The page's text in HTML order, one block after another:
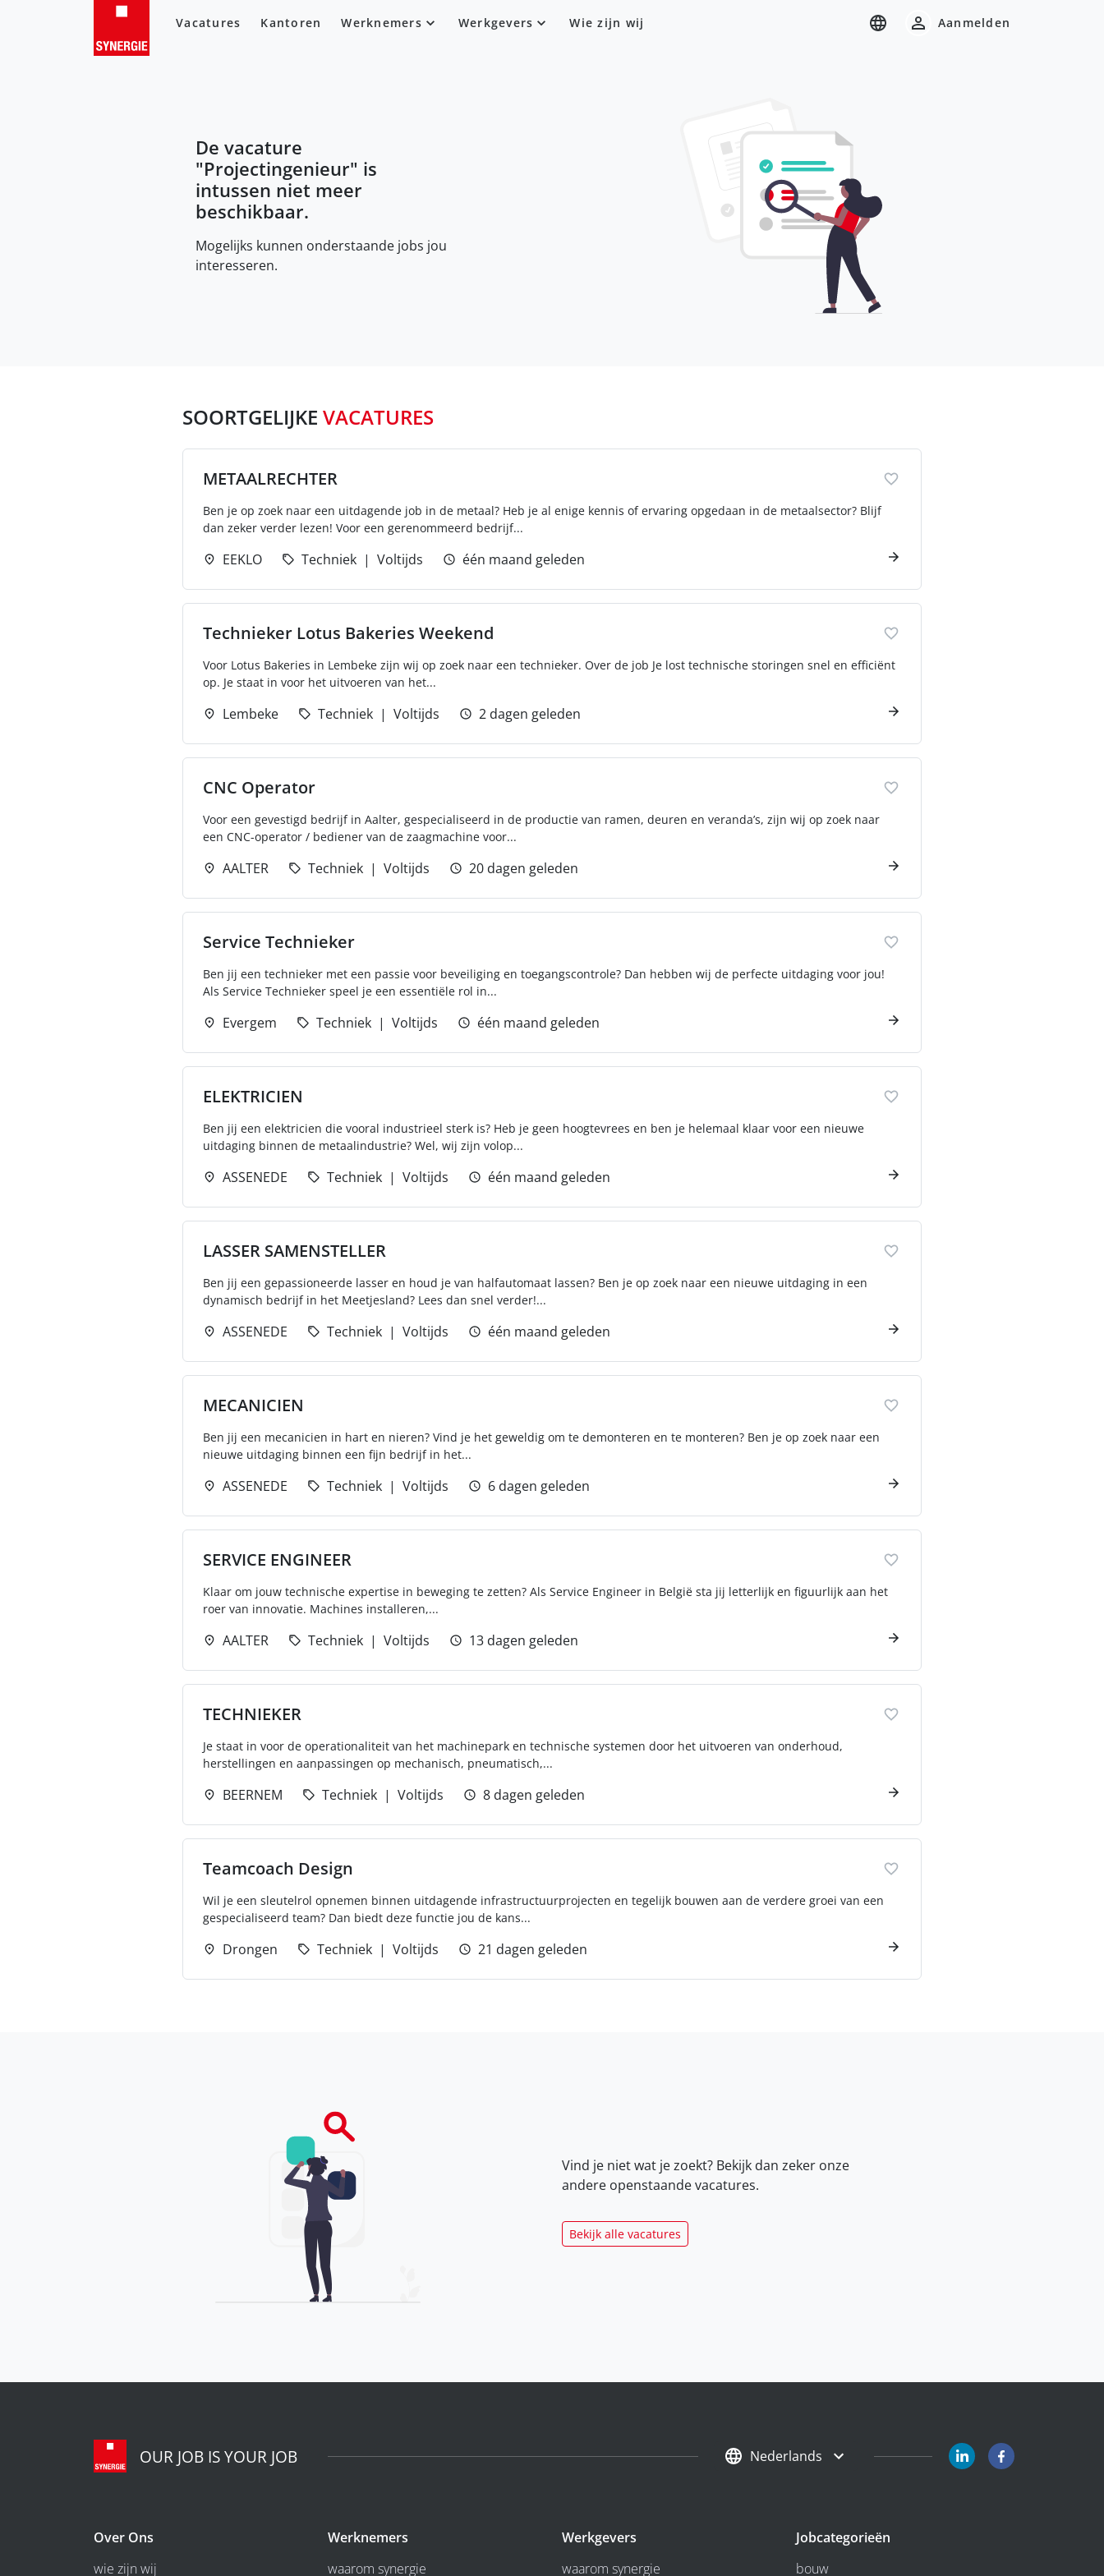
Vacatures Kantoren Werknemers Werkgevers Wie zijn wij Aanmelden
De vacature
"Projectingenieur" is
intussen niet meer
beschikbaar.
Mogelijks kunnen onderstaande jobs jou
interesseren.
SOORTGELIJKE VACATURES
METAALRECHTER
Ben je op zoek naar een uitdagende job in de metaal? Heb je al enige kennis of ervaring opgedaan in de metaalsector? Blijf
dan zeker verder lezen! Voor een gerenommeerd bedrijf...
EEKLO Techniek Voltijds één maand geleden
Technieker Lotus Bakeries Weekend
Voor Lotus Bakeries in Lembeke zijn wij op zoek naar een technieker. Over de job Je lost technische storingen snel en efficiënt
op. Je staat in voor het uitvoeren van het...
Lembeke Techniek Voltijds 2 dagen geleden
CNC Operator
Voor een gevestigd bedrijf in Aalter, gespecialiseerd in de productie van ramen, deuren en veranda’s, zijn wij op zoek naar
een CNC-operator / bediener van de zaagmachine voor...
AALTER Techniek Voltijds 20 dagen geleden
Service Technieker
Ben jij een technieker met een passie voor beveiliging en toegangscontrole? Dan hebben wij de perfecte uitdaging voor jou!
Als Service Technieker speel je een essentiële rol in...
Evergem Techniek Voltijds één maand geleden
ELEKTRICIEN
Ben jij een elektricien die vooral industrieel sterk is? Heb je geen hoogtevrees en ben je helemaal klaar voor een nieuwe
uitdaging binnen de metaalindustrie? Wel, wij zijn volop...
ASSENEDE Techniek Voltijds één maand geleden
LASSER SAMENSTELLER
Ben jij een gepassioneerde lasser en houd je van halfautomaat lassen? Ben je op zoek naar een nieuwe uitdaging in een
dynamisch bedrijf in het Meetjesland? Lees dan snel verder!...
ASSENEDE Techniek Voltijds één maand geleden
MECANICIEN
Ben jij een mecanicien in hart en nieren? Vind je het geweldig om te demonteren en te monteren? Ben je op zoek naar een
nieuwe uitdaging binnen een fijn bedrijf in het...
ASSENEDE Techniek Voltijds 6 dagen geleden
SERVICE ENGINEER
Klaar om jouw technische expertise in beweging te zetten? Als Service Engineer in België sta jij letterlijk en figuurlijk aan het
roer van innovatie. Machines installeren,...
AALTER Techniek Voltijds 13 dagen geleden
TECHNIEKER
Je staat in voor de operationaliteit van het machinepark en technische systemen door het uitvoeren van onderhoud,
herstellingen en aanpassingen op mechanisch, pneumatisch,...
BEERNEM Techniek Voltijds 8 dagen geleden
Teamcoach Design
Wil je een sleutelrol opnemen binnen uitdagende infrastructuurprojecten en tegelijk bouwen aan de verdere groei van een
gespecialiseerd team? Dan biedt deze functie jou de kans...
Drongen Techniek Voltijds 21 dagen geleden
Vind je niet wat je zoekt? Bekijk dan zeker onze
andere openstaande vacatures.
Bekijk alle vacatures
OUR JOB IS YOUR JOB Nederlands
Over Ons
wie zijn wij
Werknemers
waarom synergie
Werkgevers
waarom synergie
Jobcategorieën
bouw